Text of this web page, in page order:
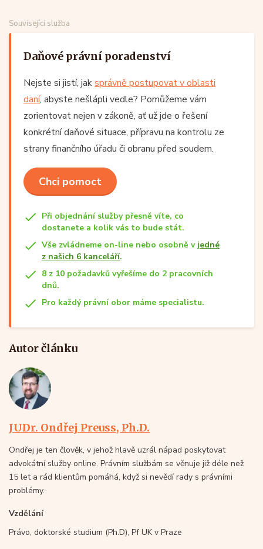
Související služba
Daňové právní poradenství
Nejste si jistí, jaksprávně postupovat v oblasti
daní, abyste nešlápli vedle? Pomůžeme vám
zorientovat nejen v zákoně, ať už jde o řešení
konkrétní daňové situace, přípravu na kontrolu ze
strany finančního úřadu či obranu před soudem.
Chci pomoct
Při objednání služby přesně víte, co
dostanete a kolik vás to bude stát.
Vše zvládneme on-line nebo osobně v jedné
z našich 6 kanceláří.
8 z 10 požadavků vyřešíme do 2 pracovních
dnů.
Pro každý právní obor máme specialistu.
Autor článku
JUDr. Ondřej Preuss, Ph.D.
Ondřej je ten člověk, v jehož hlavě uzrál nápad poskytovat
advokátní služby online. Právním službám se věnuje již déle než
15 let a rád klientům pomáhá, když si nevědí rady s právními
problémy.
Vzdělání
Právo, doktorské studium (Ph.D), Pf UK v Praze